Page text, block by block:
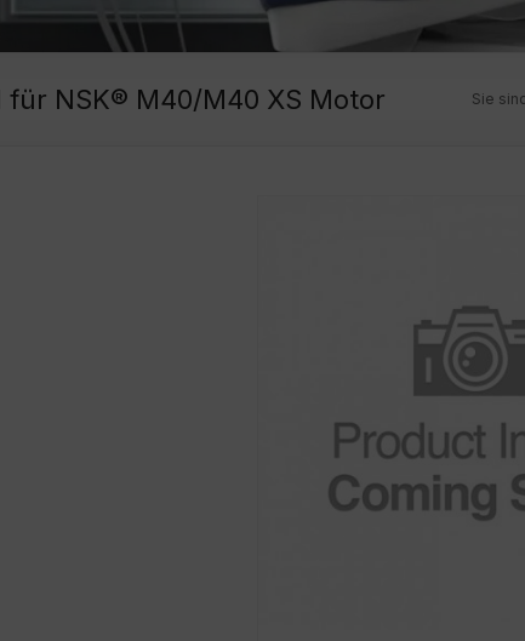
NSK® M40/M40 XS Motor Sie